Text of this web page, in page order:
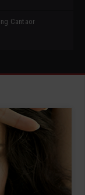
Cantaor